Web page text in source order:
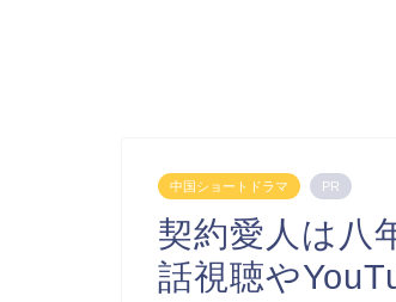
中国ショートドラマ PR
契約愛人は八
話視聴や